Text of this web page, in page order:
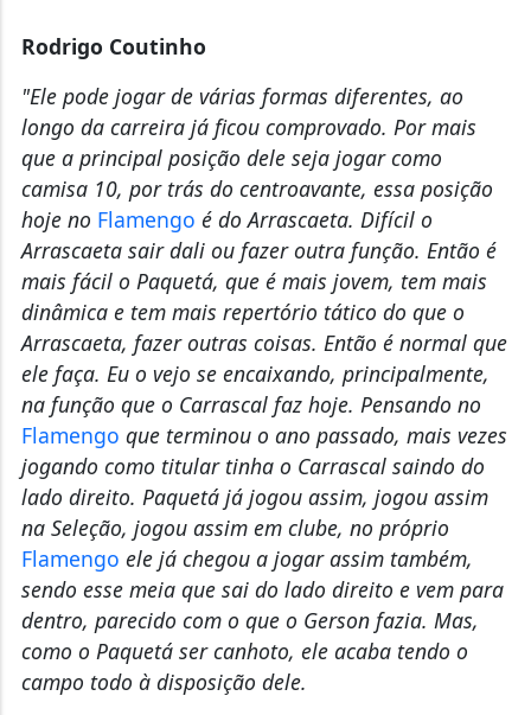
Rodrigo Coutinho
"Ele pode jogar de várias formas diferentes, ao
longo da carreira já ficou comprovado. Por mais
que a principal posição dele seja jogar como
camisa 10, por trás do centroavante, essa posição
hoje no Flamengo é do Arrascaeta. Difícil o
Arrascaeta sair dali ou fazer outra função. Então é
mais fácil o Paquetá, que é mais jovem, tem mais
dinâmica e tem mais repertório tático do que o
Arrascaeta, fazer outras coisas. Então é normal que
ele faça. Eu o vejo se encaixando, principalmente,
na função que o Carrascal faz hoje. Pensando no
Flamengo que terminou o ano passado, mais vezes
jogando como titular tinha o Carrascal saindo do
lado direito. Paquetá já jogou assim, jogou assim
na Seleção, jogou assim em clube, no próprio
Flamengo ele já chegou a jogar assim também,
sendo esse meia que sai do lado direito e vem para
dentro, parecido com o que o Gerson fazia. Mas,
como o Paquetá ser canhoto, ele acaba tendo o
campo todo à disposição dele.